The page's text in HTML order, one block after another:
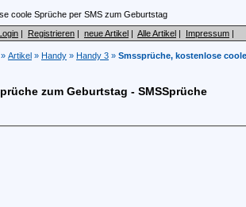
| Registrieren | neue Artikel | Alle Artikel | Impressum |
» Artikel » Handy » Handy 3 » Smssprüche, kostenlose
zum Geburtstag - SMSSprüche